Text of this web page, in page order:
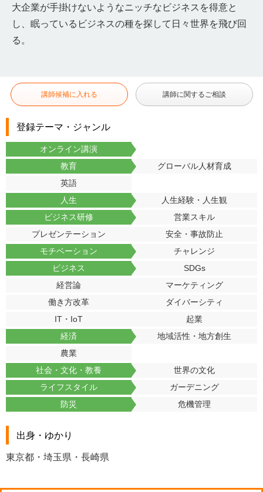
大企業が手掛けないようなニッチなビジネスを得意と
し、眠っているビジネスの種を探して日々世界を飛び回
る。
講師候補に入れる 講師に関するご相談
登録テーマ・ジャンル
オンライン講演
教育
グローバル人材育成
英語
人生
人生経験・人生観
ビジネス研修
営業スキル
プレゼンテーション
安全・事故防止
モチベーション
チャレンジ
ビジネス
SDGs
経営論
マーケティング
働き方改革
ダイバーシティ
IT・IoT
起業
経済
地域活性・地方創生
農業
社会・文化・教養
世界の文化
ライフスタイル
ガーデニング
防災
危機管理
出身・ゆかり
東京都・埼玉県・長崎県